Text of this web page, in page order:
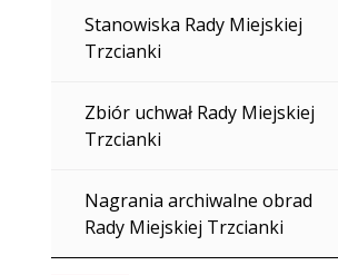
Stanowiska Rady Miejskiej
Trzcianki
Zbiór uchwał Rady Miejskiej
Trzcianki
Nagrania archiwalne obrad
Rady Miejskiej Trzcianki